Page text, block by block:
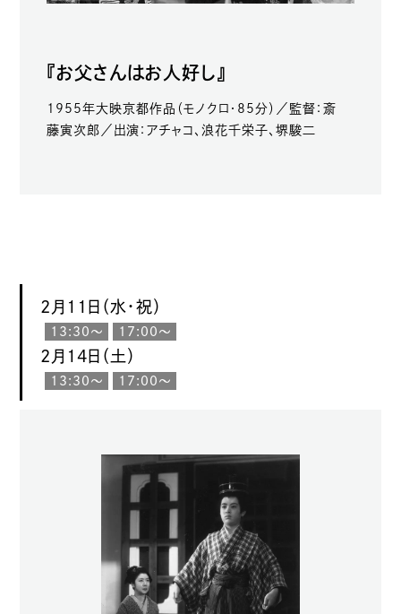
『お父さんはお人好し』
1955年大映京都作品（モノクロ・85分）／監督：斎
藤寅次郎／出演：アチャコ、浪花千栄子、堺駿二
2月11日（水・祝）
13:30〜 17:00〜
2月14日（土）
13:30〜 17:00〜